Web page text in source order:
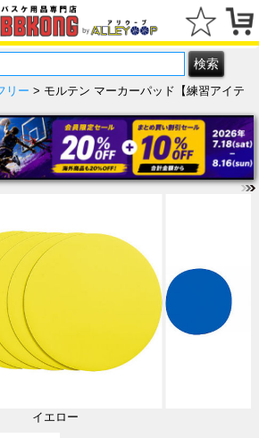
リー > モルテン マーカーパッド【練習アイテ
イエロー